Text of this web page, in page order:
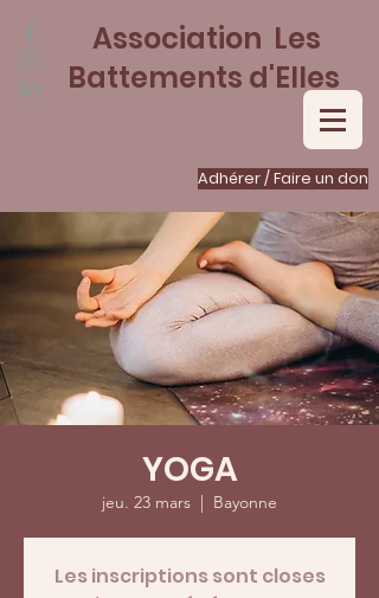
Adhérer / Faire un don
Association Les
Battements d'Elles
YOGA
jeu. 23 mars
  |
Bayonne
Les inscriptions sont closes